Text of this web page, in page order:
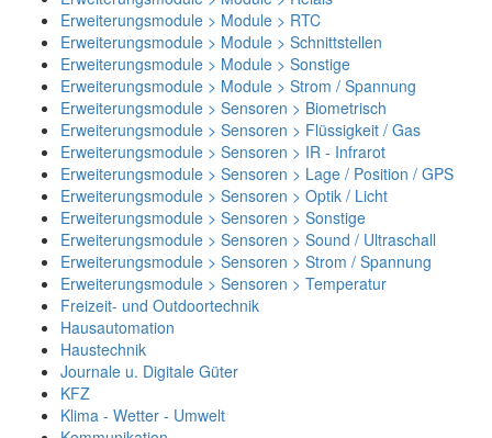
Erweiterungsmodule > Module > RTC
Erweiterungsmodule > Module > Schnittstellen
Erweiterungsmodule > Module > Sonstige
Erweiterungsmodule > Module > Strom / Spannung
Erweiterungsmodule > Sensoren > Biometrisch
Erweiterungsmodule > Sensoren > Flüssigkeit / Gas
Erweiterungsmodule > Sensoren > IR - Infrarot
Erweiterungsmodule > Sensoren > Lage / Position / GPS
Erweiterungsmodule > Sensoren > Optik / Licht
Erweiterungsmodule > Sensoren > Sonstige
Erweiterungsmodule > Sensoren > Sound / Ultraschall
Erweiterungsmodule > Sensoren > Strom / Spannung
Erweiterungsmodule > Sensoren > Temperatur
Freizeit- und Outdoortechnik
Hausautomation
Haustechnik
Journale u. Digitale Güter
KFZ
Klima - Wetter - Umwelt